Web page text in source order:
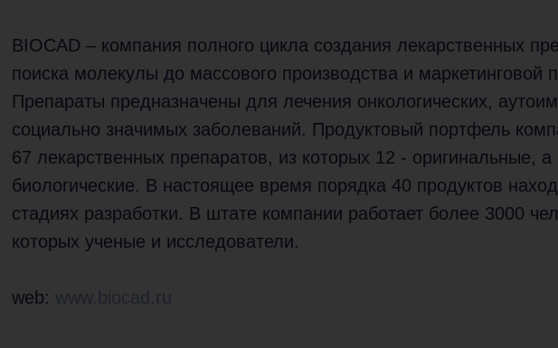
BIOCAD – компания полного цикла создания лекарственных
поиска молекулы до массового производства и маркетинговой
Препараты предназначены для лечения онкологических,
социально значимых заболеваний. Продуктовый портфель
67 лекарственных препаратов, из которых 12 - оригинальные, а
биологические. В настоящее время порядка 40 продуктов
стадиях разработки. В штате компании работает более 3000
которых ученые и исследователи.
web: